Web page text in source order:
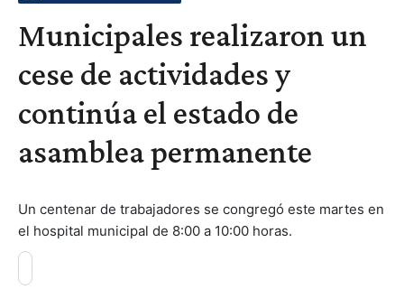
Municipales realizaron un
cese de actividades y
continúa el estado de
asamblea permanente
Un centenar de trabajadores se congregó este martes en
el hospital municipal de 8:00 a 10:00 horas.